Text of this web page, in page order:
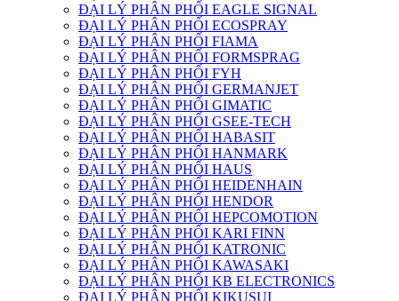
ĐẠI LÝ PHÂN PHỐI EAGLE SIGNAL
ĐẠI LÝ PHÂN PHỐI ECOSPRAY
ĐẠI LÝ PHÂN PHỐI FIAMA
ĐẠI LÝ PHÂN PHỐI FORMSPRAG
ĐẠI LÝ PHÂN PHỐI FYH
ĐẠI LÝ PHÂN PHỐI GERMANJET
ĐẠI LÝ PHÂN PHỐI GIMATIC
ĐẠI LÝ PHÂN PHỐI GSEE-TECH
ĐẠI LÝ PHÂN PHỐI HABASIT
ĐẠI LÝ PHÂN PHỐI HANMARK
ĐẠI LÝ PHÂN PHỐI HAUS
ĐẠI LÝ PHÂN PHỐI HEIDENHAIN
ĐẠI LÝ PHÂN PHỐI HENDOR
ĐẠI LÝ PHÂN PHỐI HEPCOMOTION
ĐẠI LÝ PHÂN PHỐI KARI FINN
ĐẠI LÝ PHÂN PHỐI KATRONIC
ĐẠI LÝ PHÂN PHỐI KAWASAKI
ĐẠI LÝ PHÂN PHỐI KB ELECTRONICS
ĐẠI LÝ PHÂN PHỐI KIKUSUI